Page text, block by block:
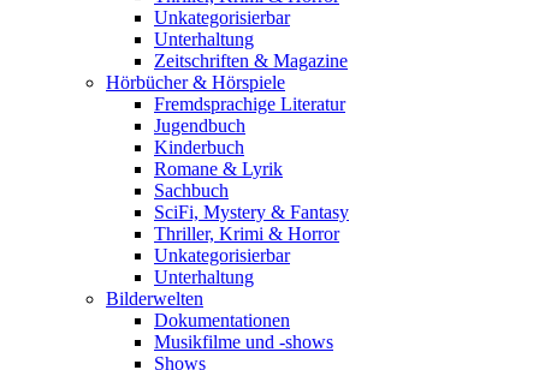
Unkategorisierbar
Unterhaltung
Zeitschriften & Magazine
Hörbücher & Hörspiele
Fremdsprachige Literatur
Jugendbuch
Kinderbuch
Romane & Lyrik
Sachbuch
SciFi, Mystery & Fantasy
Thriller, Krimi & Horror
Unkategorisierbar
Unterhaltung
Bilderwelten
Dokumentationen
Musikfilme und -shows
Shows